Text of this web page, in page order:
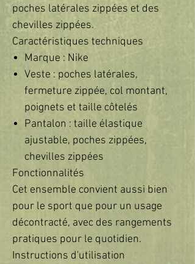
poches latérales zippées et des
chevilles zippées.
Caractéristiques techniques
Marque : Nike
Veste : poches latérales,
fermeture zippée, col montant,
poignets et taille côtelés
Pantalon : taille élastique
ajustable, poches zippées,
chevilles zippées
Fonctionnalités
Cet ensemble convient aussi bien
pour le sport que pour un usage
décontracté, avec des rangements
pratiques pour le quotidien.
Instructions d'utilisation